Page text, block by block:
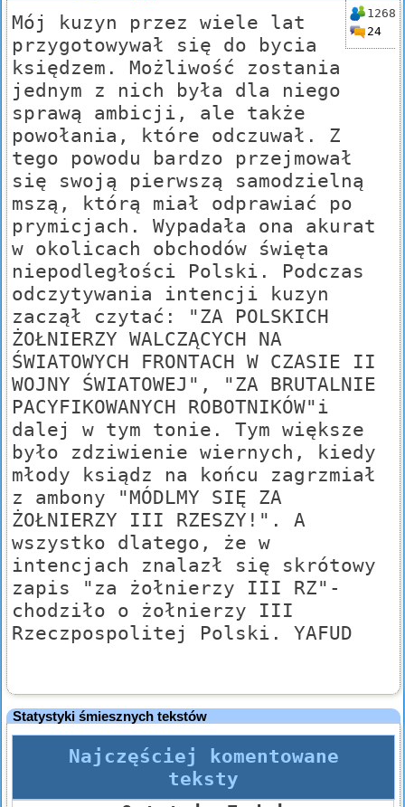
1268
24
Mój kuzyn przez wiele lat
przygotowywał się do bycia
księdzem. Możliwość zostania
jednym z nich była dla niego
sprawą ambicji, ale także
powołania, które odczuwał. Z
tego powodu bardzo przejmował
się swoją pierwszą samodzielną
mszą, którą miał odprawiać po
prymicjach. Wypadała ona akurat
w okolicach obchodów święta
niepodległości Polski. Podczas
odczytywania intencji kuzyn
zaczął czytać: "ZA POLSKICH
ŻOŁNIERZY WALCZĄCYCH NA
ŚWIATOWYCH FRONTACH W CZASIE II
WOJNY ŚWIATOWEJ", "ZA BRUTALNIE
PACYFIKOWANYCH ROBOTNIKÓW"i
dalej w tym tonie. Tym większe
było zdziwienie wiernych, kiedy
młody ksiądz na końcu zagrzmiał
z ambony "MÓDLMY SIĘ ZA
ŻOŁNIERZY III RZESZY!". A
wszystko dlatego, że w
intencjach znalazł się skrótowy
zapis "za żołnierzy III RZ"-
chodziło o żołnierzy III
Rzeczpospolitej Polski. YAFUD
Statystyki śmiesznych tekstów
Najczęściej komentowane
teksty